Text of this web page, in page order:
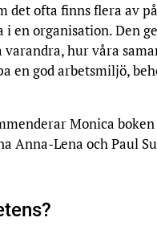
ofta finns flera av
en organisation. Den
hur våra
en god arbetsmiljö,
Monica
Anna-Lena och Paul